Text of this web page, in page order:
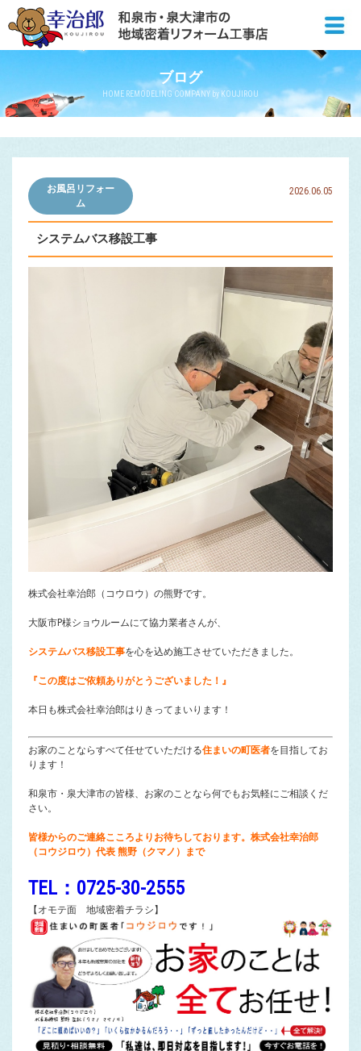
ブログ
HOME REMODELING COMPANY by KOUJIROU
お風呂リフォー
ム
2026.06.05
システムバス移設工事
株式会社幸治郎（コウロウ）の熊野です。
大阪市P様ショウルームにて協力業者さんが、
システムバス移設工事を心を込め施工させていただきました。
『この度はご依頼ありがとうございました！』
本日も株式会社幸治郎はりきってまいります！
お家のことならすべて任せていただける住まいの町医者を目指してお
ります！
和泉市・泉大津市の皆様、お家のことなら何でもお気軽にご相談くだ
さい。
皆様からのご連絡こころよりお待ちしております。株式会社幸治郎
（コウジロウ）代表 熊野（クマノ）まで
TEL：0725-30-2555
【オモテ面 地域密着チラシ】